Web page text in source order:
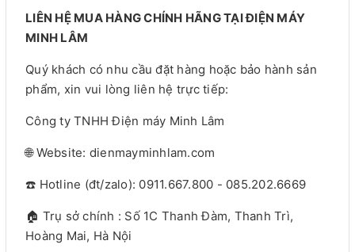
LIÊN HỆ MUA HÀNG CHÍNH HÃNG TẠI ĐIỆN MÁY
MINH LÂM
Quý khách có nhu cầu đặt hàng hoặc bảo hành sản
phẩm, xin vui lòng liên hệ trực tiếp:
Công ty TNHH Điện máy Minh Lâm
🌐 Website: dienmayminhlam.com
☎️ Hotline (đt/zalo): 0911.667.800 - 085.202.6669
🏠 Trụ sở chính : Số 1C Thanh Đàm, Thanh Trì,
Hoàng Mai, Hà Nội